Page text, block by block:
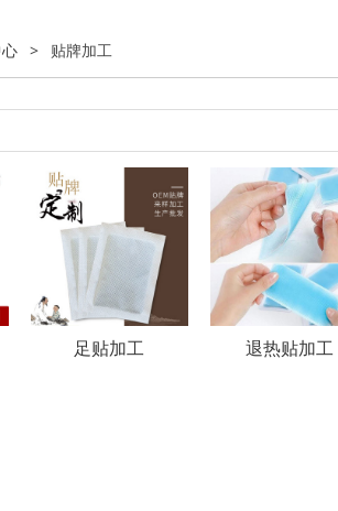
> 贴牌加工
足贴加工 退热贴加工